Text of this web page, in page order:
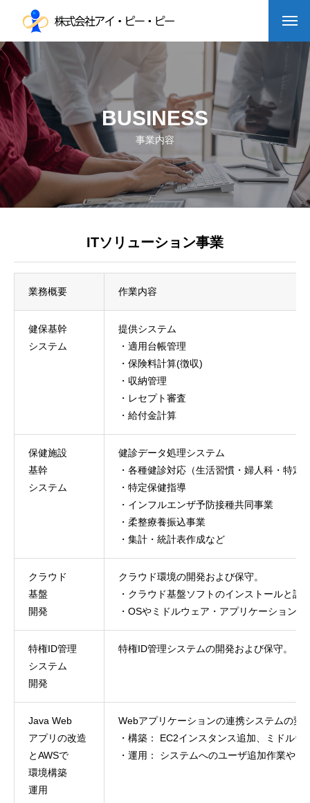
BUSINESS
事業内容
ITソリューション事業
業務概要 作業内容
健保基幹
システム
提供システム
・適用台帳管理
・保険料計算(徴収)
・収納管理
・レセプト審査
・給付金計算
保健施設
基幹
システム
健診データ処理システム
・各種健診対応（生活習慣・婦人科・特定
・特定保健指導
・インフルエンザ予防接種共同事業
・柔整療養振込事業
・集計・統計表作成など
クラウド
基盤
開発
クラウド環境の開発および保守。
・クラウド基盤ソフトのインストールと設
・OSやミドルウェア・アプリケーション
特権ID管理
システム
開発
特権ID管理システムの開発および保守。
Java Web
アプリの改造
とAWSで
環境構築
運用
Webアプリケーションの連携システムの変
・構築： EC2インスタンス追加、ミドル
・運用： システムへのユーザ追加作業や